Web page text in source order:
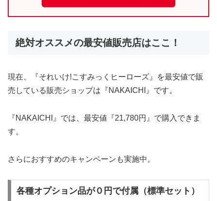
絶対オススメの最安値販売店はここ！
現在、『それいけ!こすみっくヒーローズ』を最安値で販
売している販売ショップは『NAKAICHI』です。
『NAKAICHI』では、最安値『21,780円』で購入できま
す。
さらにおすすめのキャンペーンも実施中。
各種オプション品が０円で付属（標準セット）